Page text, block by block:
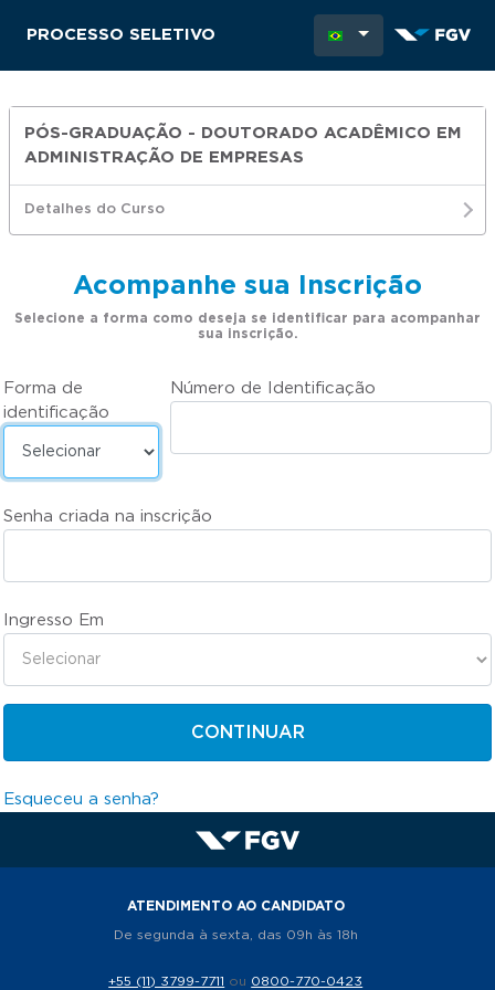
PROCESSO SELETIVO
PÓS-GRADUAÇÃO - DOUTORADO ACADÊMICO EM
ADMINISTRAÇÃO DE EMPRESAS
Detalhes do Curso
Acompanhe sua Inscrição
Selecione a forma como deseja se identificar para acompanhar
sua inscrição.
Forma de
identificação
Número de Identificação
Senha criada na inscrição
Ingresso Em
CONTINUAR
Esqueceu a senha?
ATENDIMENTO AO CANDIDATO
De segunda à sexta, das 09h às 18h
+55 (11) 3799-7711 ou 0800-770-0423